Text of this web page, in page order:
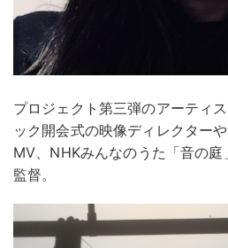
プロジェクト第三弾のアーティ
ック開会式の映像ディレクターや
MV、NHKみんなのうた「音の
監督。